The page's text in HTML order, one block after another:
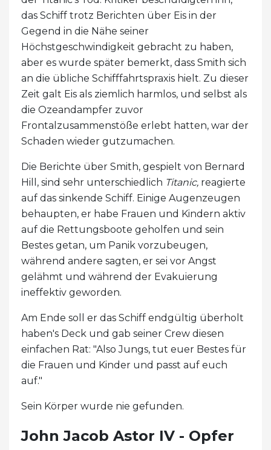
das Schiff trotz Berichten über Eis in der
Gegend in die Nähe seiner
Höchstgeschwindigkeit gebracht zu haben,
aber es wurde später bemerkt, dass Smith sich
an die übliche Schifffahrtspraxis hielt. Zu dieser
Zeit galt Eis als ziemlich harmlos, und selbst als
die Ozeandampfer zuvor
Frontalzusammenstöße erlebt hatten, war der
Schaden wieder gutzumachen.
Die Berichte über Smith, gespielt von Bernard
Hill, sind sehr unterschiedlich Titanic, reagierte
auf das sinkende Schiff. Einige Augenzeugen
behaupten, er habe Frauen und Kindern aktiv
auf die Rettungsboote geholfen und sein
Bestes getan, um Panik vorzubeugen,
während andere sagten, er sei vor Angst
gelähmt und während der Evakuierung
ineffektiv geworden.
Am Ende soll er das Schiff endgültig überholt
haben's Deck und gab seiner Crew diesen
einfachen Rat: "Also Jungs, tut euer Bestes für
die Frauen und Kinder und passt auf euch
auf."
Sein Körper wurde nie gefunden.
John Jacob Astor IV - Opfer